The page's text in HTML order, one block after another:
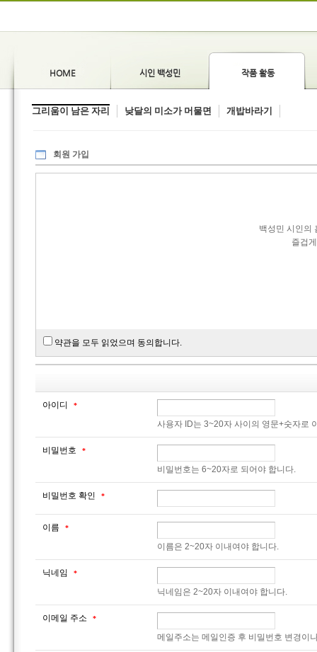
HOME 시인 백성민 작품 활동
그리움이 남은 자리 낮달의 미소가 머물면 개밥바라기
회원 가입
백성민 시인의
즐겁
약관을 모두 읽었으며 동의합니다.
아이디 *
사용자 ID는 3~20자 사이의 영문+숫자로
비밀번호 *
비밀번호는 6~20자로 되어야 합니다.
비밀번호 확인 *
이름 *
이름은 2~20자 이내여야 합니다.
닉네임 *
닉네임은 2~20자 이내여야 합니다.
이메일 주소 *
메일주소는 메일인증 후 비밀번호 변경이